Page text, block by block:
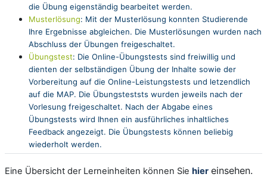
die Übung eigenständig bearbeitet werden.
Musterlösung: Mit der Musterlösung konnten Studierende
Ihre Ergebnisse abgleichen. Die Musterlösungen wurden nach
Abschluss der Übungen freigeschaltet.
Übungstest: Die Online-Übungstests sind freiwillig und
dienten der selbständigen Übung der Inhalte sowie der
Vorbereitung auf die Online-Leistungstests und letzendlich
auf die MAP. Die Übungsteststs wurden jeweils nach der
Vorlesung freigeschaltet. Nach der Abgabe eines
Übungstests wird Ihnen ein ausführliches inhaltliches
Feedback angezeigt. Die Übungstests können beliebig
wiederholt werden.
Eine Übersicht der Lerneinheiten können Sie hier einsehen.